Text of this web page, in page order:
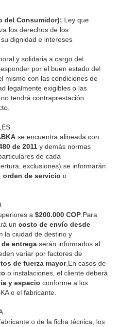
del Consumidor): Ley que
los derechos de los
dignidad e intereses
y solidaria a cargo del
por el buen estado del
mismo con las condiciones de
legalmente exigibles o las
no tendrá contraprestación
se encuentra alineada con
de 2011 y demás normas
de cada
exclusiones) se informarán
,orden de servicio o
a$200.000 COP .Para
uncosto de envío desde
la ciudad de destino y
entrega serán informados al
variar por factores de
de fuerza mayor.En casos de
o instalaciones, el cliente deberá
y espacio conforme a los
o el fabricante.
o de la ficha técnica, los